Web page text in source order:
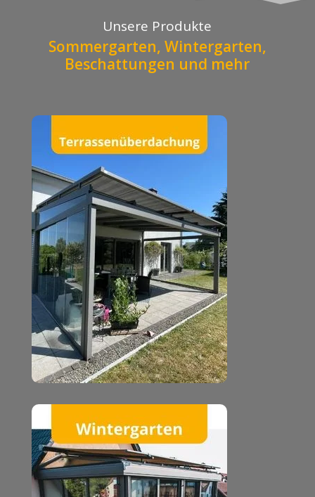
Unsere Produkte
Sommergarten, Wintergarten,
Beschattungen und mehr